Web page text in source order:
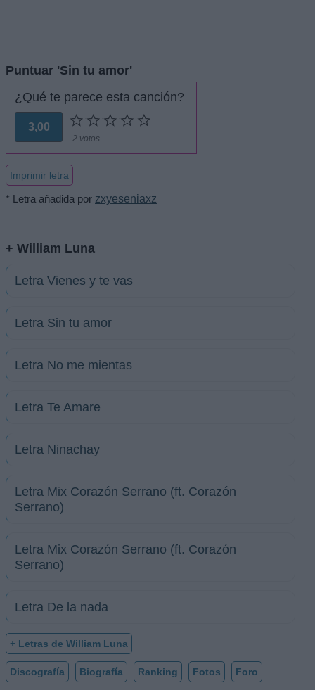
Puntuar 'Sin tu amor'
¿Qué te parece esta canción?
3,00
2 votos
Imprimir letra
* Letra añadida por zxyeseniaxz
+ William Luna
Letra Vienes y te vas
Letra Sin tu amor
Letra No me mientas
Letra Te Amare
Letra Ninachay
Letra Mix Corazón Serrano (ft. Corazón
Serrano)
Letra Mix Corazón Serrano (ft. Corazón
Serrano)
Letra De la nada
+ Letras de William Luna
Discografía Biografía Ranking Fotos Foro